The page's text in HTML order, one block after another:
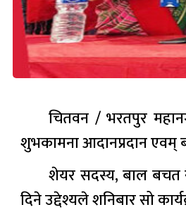
चितवन / भरतपुर
शुभकामना आदानप्रदान एवम्
शेयर सदस्य, बाल बचत
दिने उद्देश्यले शनिबार सो